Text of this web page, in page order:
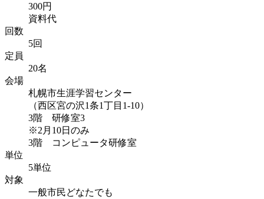
300円
資料代
回数
5回
定員
20名
会場
札幌市生涯学習センター
（西区宮の沢1条1丁目1-10）
3階 研修室3
※2月10日のみ
3階 コンピュータ研修室
単位
5単位
対象
一般市民どなたでも